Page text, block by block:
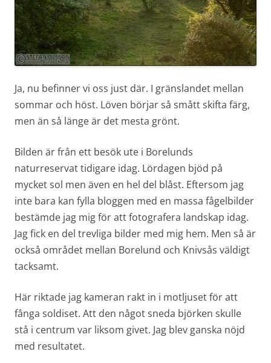
Ja, nu befinner vi oss just där. I gränslandet mellan
sommar och höst. Löven börjar så smått skifta färg,
men än så länge är det mesta grönt.
Bilden är från ett besök ute i Borelunds
naturreservat tidigare idag. Lördagen bjöd på
mycket sol men även en hel del blåst. Eftersom jag
inte bara kan fylla bloggen med en massa fågelbilder
bestämde jag mig för att fotografera landskap idag.
Jag fick en del trevliga bilder med mig hem. Men så är
också området mellan Borelund och Knivsås väldigt
tacksamt.
Här riktade jag kameran rakt in i motljuset för att
fånga soldiset. Att den något sneda björken skulle
stå i centrum var liksom givet. Jag blev ganska nöjd
med resultatet.